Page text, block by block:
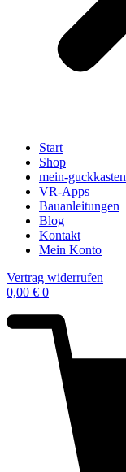
Start
Shop
mein-guckkasten
VR-Apps
Bauanleitungen
Blog
Kontakt
Mein Konto
Vertrag widerrufen
0,00 € 0